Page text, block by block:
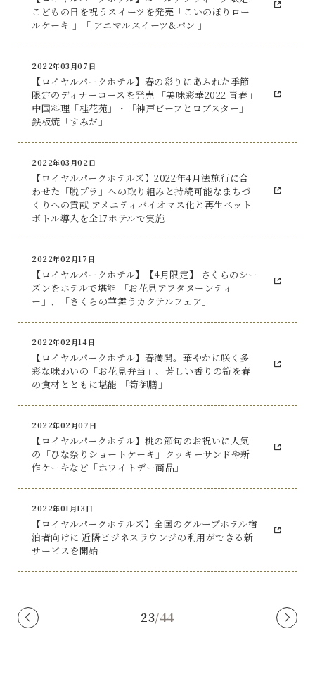
こどもの日を祝うスイーツを発売「こいのぼりロー
ルケーキ 」「 アニマルスイーツ&パン 」
2022年03月07日
【ロイヤルパークホテル】春の彩りにあふれた季節
限定のディナーコースを発売 「美味彩華2022 青春」
中国料理「桂花苑」・「神戸ビーフとロブスター」
鉄板焼「すみだ」
2022年03月02日
【ロイヤルパークホテルズ】2022年4月法施行に合
わせた「脱プラ」への取り組みと持続可能なまちづ
くりへの貢献 アメニティバイオマス化と再生ペット
ボトル導入を全17ホテルで実施
2022年02月17日
【ロイヤルパークホテル】【4月限定】 さくらのシー
ズンをホテルで堪能 「お花見アフタヌーンティ
ー」、「さくらの華舞うカクテルフェア」
2022年02月14日
【ロイヤルパークホテル】春満開。華やかに咲く多
彩な味わいの「お花見弁当」、芳しい香りの筍を春
の食材とともに堪能 「筍御膳」
2022年02月07日
【ロイヤルパークホテル】桃の節句のお祝いに人気
の「ひな祭りショートケーキ」クッキーサンドや新
作ケーキなど「ホワイトデー商品」
2022年01月13日
【ロイヤルパークホテルズ】全国のグループホテル宿
泊者向けに 近隣ビジネスラウンジの利用ができる新
サービスを開始
23/44